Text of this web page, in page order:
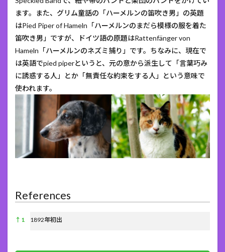
ます。また、グリム童話の「ハーメルンの笛吹き男」の英題
はPied Piper of Hameln「ハーメルンのまだら模様の服を着た
笛吹き男」ですが、ドイツ語の原題はRattenfänger von
Hameln「ハーメルンのネズミ捕り」です。ちなみに、現在で
は英語でpied piperというと、元の意から派生して「言葉巧み
に誘惑する人」とか「無責任な約束をする人」という意味で
使われます。
References
References
↑ 1 1892年初出